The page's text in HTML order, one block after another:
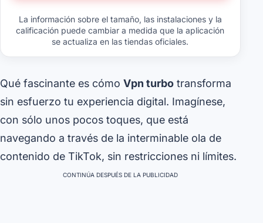
La información sobre el tamaño, las instalaciones y la
calificación puede cambiar a medida que la aplicación
se actualiza en las tiendas oficiales.
Qué fascinante es cómo Vpn turbo transforma
sin esfuerzo tu experiencia digital. Imagínese,
con sólo unos pocos toques, que está
navegando a través de la interminable ola de
contenido de TikTok, sin restricciones ni límites.
CONTINÚA DESPUÉS DE LA PUBLICIDAD